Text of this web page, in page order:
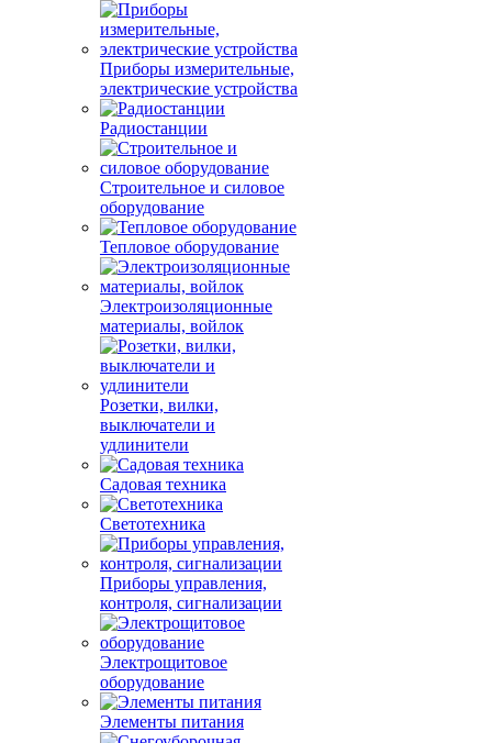
Приборы измерительные,
электрические устройства
Радиостанции
Строительное и силовое
оборудование
Тепловое оборудование
Электроизоляционные
материалы, войлок
Розетки, вилки,
выключатели и
удлинители
Садовая техника
Светотехника
Приборы управления,
контроля, сигнализации
Электрощитовое
оборудование
Элементы питания